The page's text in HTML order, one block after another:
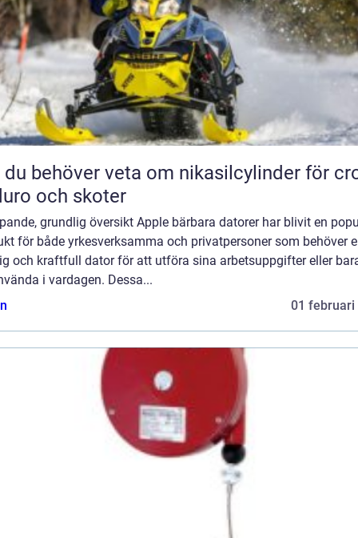
behöver veta om nikasilcylinder för
och skoter
grundlig översikt Apple bärbara datorer har blivit en
för både yrkesverksamma och privatpersoner som behöver
och kraftfull dator för att utföra sina arbetsuppgifter eller
i vardagen. Dessa...
01 februari